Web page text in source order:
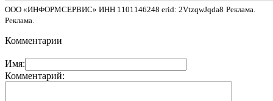
ООО «ИНФОРМСЕРВИС» ИНН 1101146248 erid: 2VtzqwJqda8 Реклама.
Реклама.
Комментарии
Имя:
Комментарий: